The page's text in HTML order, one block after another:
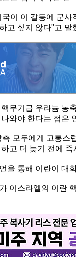
국이 이 갈등에 군
고 싶지 않다"고 말
무기급 우라늄 농
와야 한다는 점은
측 모두에게 고통스
고 더 늦기 전에
을 통해 이란이 대
이스라엘의 이란